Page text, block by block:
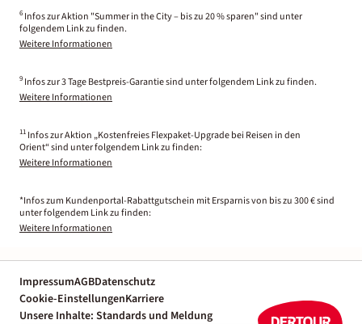
6 Infos zur Aktion "Summer in the City – bis zu 20 % sparen" sind unter
folgendem Link zu finden.
Weitere Informationen
9 Infos zur 3 Tage Bestpreis-Garantie sind unter folgendem Link zu finden.
Weitere Informationen
11 Infos zur Aktion „Kostenfreies Flexpaket-Upgrade bei Reisen in den
Orient“ sind unter folgendem Link zu finden:
Weitere Informationen
*Infos zum Kundenportal-Rabattgutschein mit Ersparnis von bis zu 300 € sind
unter folgendem Link zu finden:
Weitere Informationen
ImpressumAGBDatenschutz
Cookie-EinstellungenKarriere
Unsere Inhalte: Standards und Meldung